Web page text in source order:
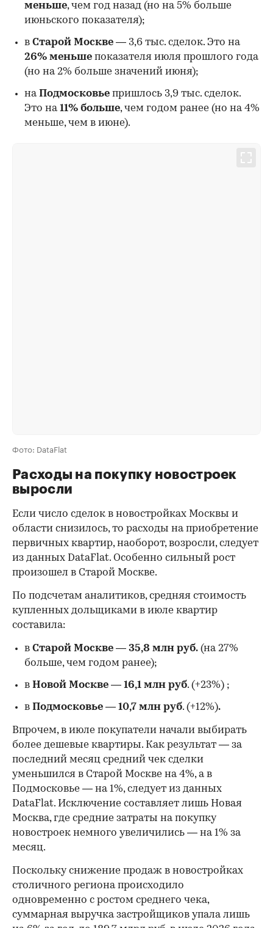
00:00 / 00:00
меньше, чем год назад (но на 5% больше
июньского показателя);
в Старой Москве — 3,6 тыс. сделок. Это на
26% меньше показателя июля прошлого года
(но на 2% больше значений июня);
наПодмосковье пришлось 3,9 тыс. сделок.
Это на11% больше, чем годом ранее (но на 4%
меньше, чем в июне).
Фото: DataFlat
Расходы на покупку новостроек
выросли
Если число сделок в новостройках Москвы и
области снизилось, то расходы на приобретение
первичных квартир, наоборот, возросли, следует
из данных DataFlat. Особенно сильный рост
произошел в Старой Москве.
По подсчетам аналитиков, средняя стоимость
купленных дольщиками в июле квартир
составила:
в Старой Москве — 35,8 млн руб. (на 27%
больше, чем годом ранее);
в Новой Москве — 16,1 млн руб. (+23%) ;
в Подмосковье — 10,7 млн руб. (+12%).
Впрочем, в июле покупатели начали выбирать
более дешевые квартиры. Как результат — за
последний месяц средний чек сделки
уменьшился в Старой Москве на 4%, а в
Подмосковье — на 1%, следует из данных
DataFlat. Исключение составляет лишь Новая
Москва, где средние затраты на покупку
новостроек немного увеличились — на 1% за
месяц.
Поскольку снижение продаж в новостройках
столичного региона происходило
одновременно с ростом среднего чека,
суммарная выручка застройщиков упала лишь